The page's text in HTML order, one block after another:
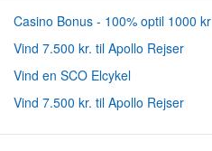
Casino Bonus - 100% optil 1000 kr
Vind 7.500 kr. til Apollo Rejser
Vind en SCO Elcykel
Vind 7.500 kr. til Apollo Rejser